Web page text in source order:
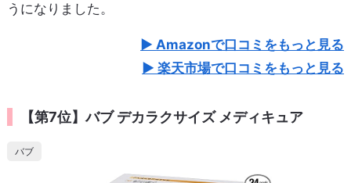
うになりました。
Amazonで口コミをもっと見る
楽天市場で口コミをもっと見る
【第7位】バブ デカラクサイズ メディキュア
バブ